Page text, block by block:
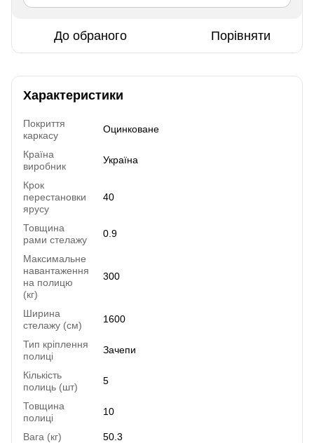
До обраного Порівняти
Характеристики
Покриття
каркасу
Оцинковане
Країна
виробник
Україна
Крок
перестановки
ярусу
40
Товщина
рами стелажу
0.9
Максимальне
навантаження
на полицю
(кг)
300
Ширина
стелажу (см)
1600
Тип кріплення
полиці
Зачепи
Кількість
полиць (шт)
5
Товщина
полиці
10
Вага (кг)
50.3